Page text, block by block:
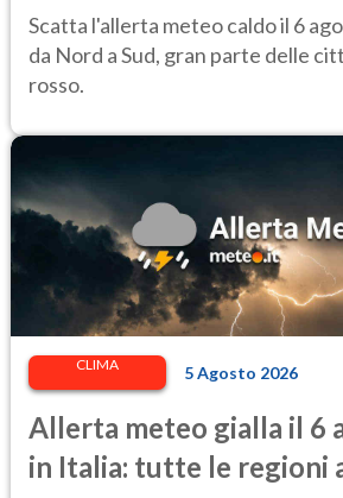
bollino rosso
Scatta l'allerta meteo caldo il 6
da Nord a Sud, gran parte delle
rosso.
CLIMA 5 Agosto 2026
Allerta meteo gialla il 6
in Italia: tutte le regioni